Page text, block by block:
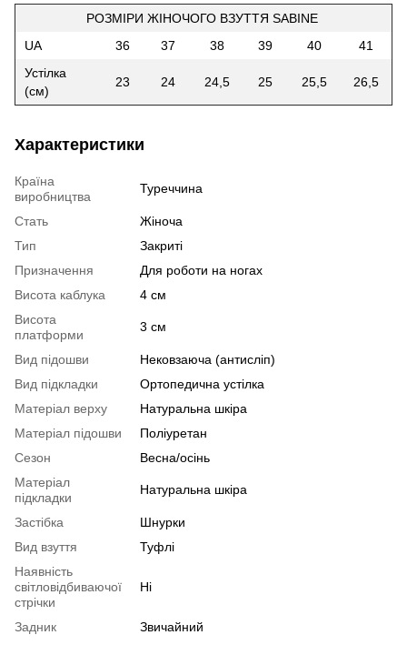
РОЗМІРИ ЖІНОЧОГО ВЗУТТЯ SABINE
UA
36 37 38 39 40
41
Устілка
(см)
23 24 24,5 25 25,5 26,5
Характеристики
Країна
виробництва
Туреччина
Стать
Жіноча
Тип
Закриті
Призначення
Для роботи на ногах
Висота каблука
4 см
Висота
платформи
3 см
Вид підошви
Нековзаюча (антисліп)
Вид підкладки
Ортопедична устілка
Матеріал верху
Натуральна шкіра
Матеріал підошви
Поліуретан
Сезон
Весна/осінь
Матеріал
підкладки
Натуральна шкіра
Застібка
Шнурки
Вид взуття
Туфлі
Наявність
світловідбиваючої
стрічки
Ні
Задник Звичайний